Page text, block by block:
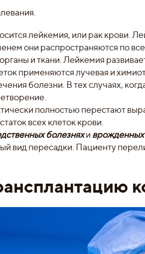
лейкемия, или рак крови.
они распространяются по
и ткани. Лейкемия
применяются лучевая и
болезни. В тех случаях,
полностью перестают
всех клеток крови.
болезняхи
вид пересадки. Пациенту